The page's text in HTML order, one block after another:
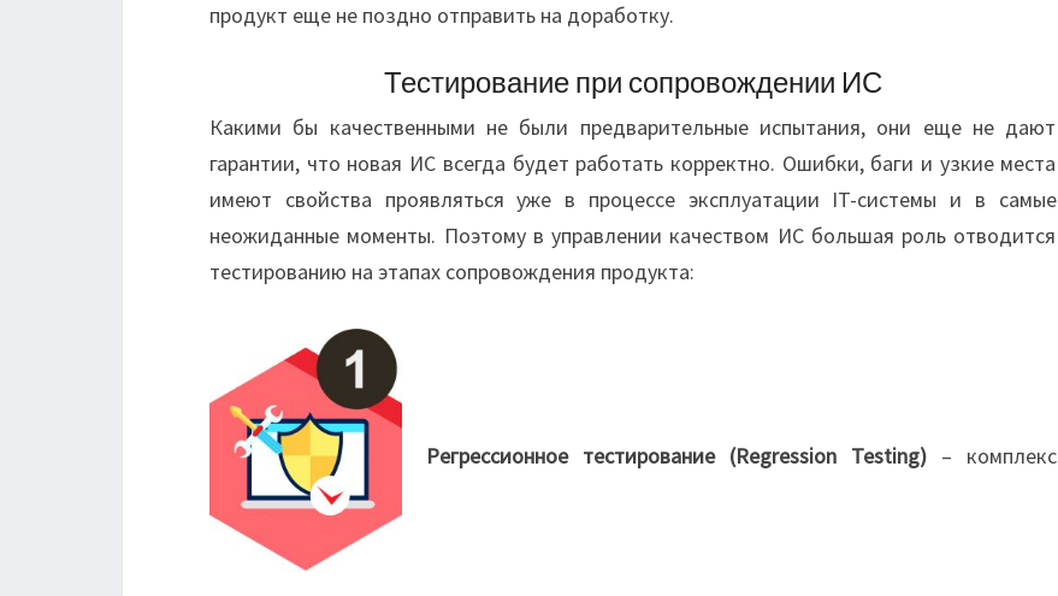
продукт еще не поздно отправить на доработку.
Тестирование при сопровождении ИС
Какими бы качественными не были предварительные испытания, они еще не дают
гарантии, что новая ИС всегда будет работать корректно. Ошибки, баги и узкие места
имеют свойства проявляться уже в процессе эксплуатации IT-системы и в самые
неожиданные моменты. Поэтому в управлении качеством ИС большая роль отводится
тестированию на этапах сопровождения продукта:
Регрессионное тестирование (Regression Testing)– комплекс